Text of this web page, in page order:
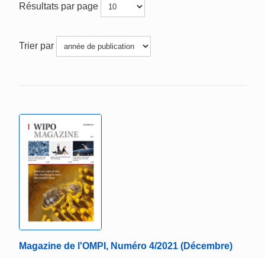
Résultats par page
Trier par
Magazine de l'OMPI, Numéro 4/2021 (Décembre)